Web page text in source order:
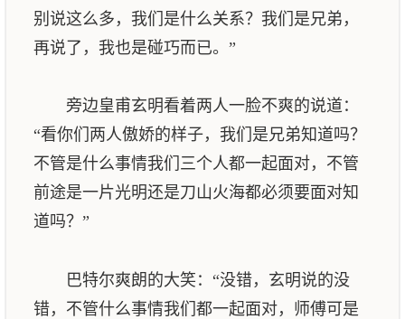
别说这么多，我们是什么关系？我们是兄弟，
再说了，我也是碰巧而已。”
旁边皇甫玄明看着两人一脸不爽的说道：
“看你们两人傲娇的样子，我们是兄弟知道吗？
不管是什么事情我们三个人都一起面对，不管
前途是一片光明还是刀山火海都必须要面对知
道吗？”
巴特尔爽朗的大笑：“没错，玄明说的没
错，不管什么事情我们都一起面对，师傅可是